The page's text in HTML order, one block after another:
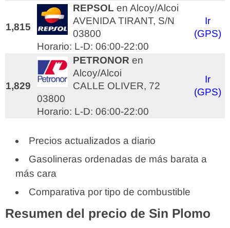
1,815
REPSOL en Alcoy/Alcoi
AVENIDA TIRANT, S/N
03800
Horario: L-D: 06:00-22:00
Ir
(GPS)
1,829
PETRONOR en
Alcoy/Alcoi
CALLE OLIVER, 72
03800
Horario: L-D: 06:00-22:00
Ir
(GPS)
Precios actualizados a diario
Gasolineras ordenadas de más barata a
más cara
Comparativa por tipo de combustible
Resumen del precio de Sin Plomo